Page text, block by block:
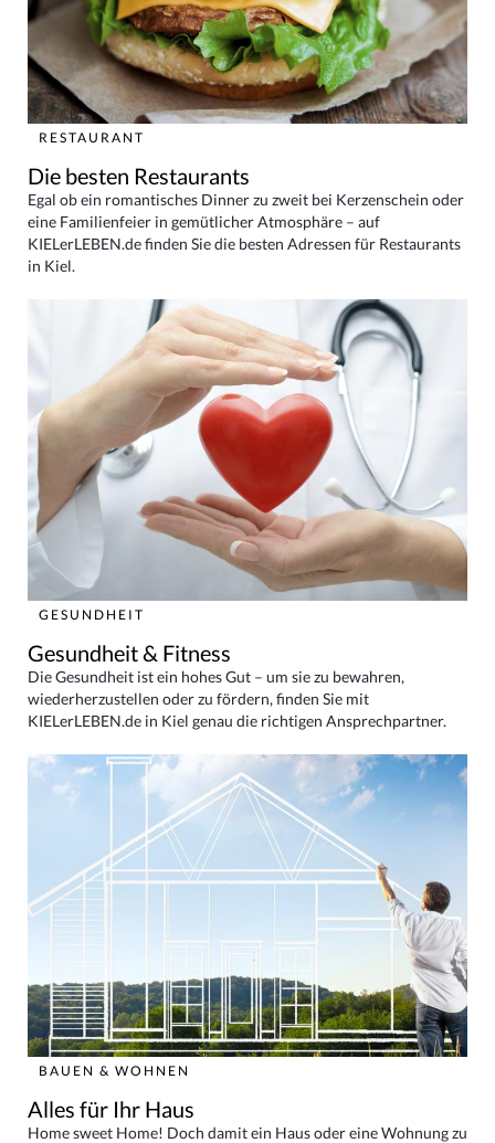
RESTAURANT
Die besten Restaurants
Egal ob ein romantisches Dinner zu zweit bei Kerzenschein oder
eine Familienfeier in gemütlicher Atmosphäre – auf
KIELerLEBEN.de finden Sie die besten Adressen für Restaurants
in Kiel.
GESUNDHEIT
Gesundheit & Fitness
Die Gesundheit ist ein hohes Gut – um sie zu bewahren,
wiederherzustellen oder zu fördern, finden Sie mit
KIELerLEBEN.de in Kiel genau die richtigen Ansprechpartner.
BAUEN & WOHNEN
Alles für Ihr Haus
Home sweet Home! Doch damit ein Haus oder eine Wohnung zu